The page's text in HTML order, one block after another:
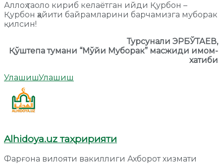
Аллоҳ таоло кириб келаётган ийди Қурбон –
Қурбон ҳайити байрамларини барчамизга муборак
қилсин!
Турсунали ЭРБЎТАЕВ,
Қўштепа тумани “Мўйи Муборак” масжиди имом-
хатиби
УлашишУлашиш
Alhidoya.uz таҳририяти
Фарғона вилояти вакиллиги Ахборот хизмати